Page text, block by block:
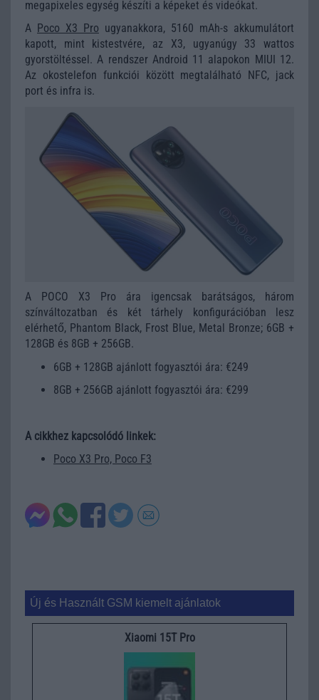
megapixeles egység készíti a képeket és videókat.
A Poco X3 Pro ugyanakkora, 5160 mAh-s akkumulátort
kapott, mint kistestvére, az X3, ugyanúgy 33 wattos
gyorstöltéssel. A rendszer Android 11 alapokon MIUI 12.
Az okostelefon funkciói között megtalálható NFC, jack
port és infra is.
A POCO X3 Pro ára igencsak barátságos, három
színváltozatban és két tárhely konfigurációban lesz
elérhető, Phantom Black, Frost Blue, Metal Bronze; 6GB +
128GB és 8GB + 256GB.
6GB + 128GB ajánlott fogyasztói ára: €249
8GB + 256GB ajánlott fogyasztói ára: €299
A cikkhez kapcsolódó linkek:
Poco X3 Pro, Poco F3
Új és Használt GSM kiemelt ajánlatok
Xiaomi 15T Pro